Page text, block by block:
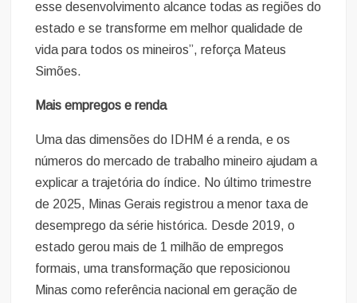
esse desenvolvimento alcance todas as regiões do
estado e se transforme em melhor qualidade de
vida para todos os mineiros”, reforça Mateus
Simões.
Mais empregos e renda
Uma das dimensões do IDHM é a renda, e os
números do mercado de trabalho mineiro ajudam a
explicar a trajetória do índice. No último trimestre
de 2025, Minas Gerais registrou a menor taxa de
desemprego da série histórica. Desde 2019, o
estado gerou mais de 1 milhão de empregos
formais, uma transformação que reposicionou
Minas como referência nacional em geração de